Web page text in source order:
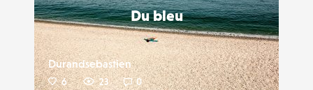
Du bleu
Durandsebastien
6 23 0